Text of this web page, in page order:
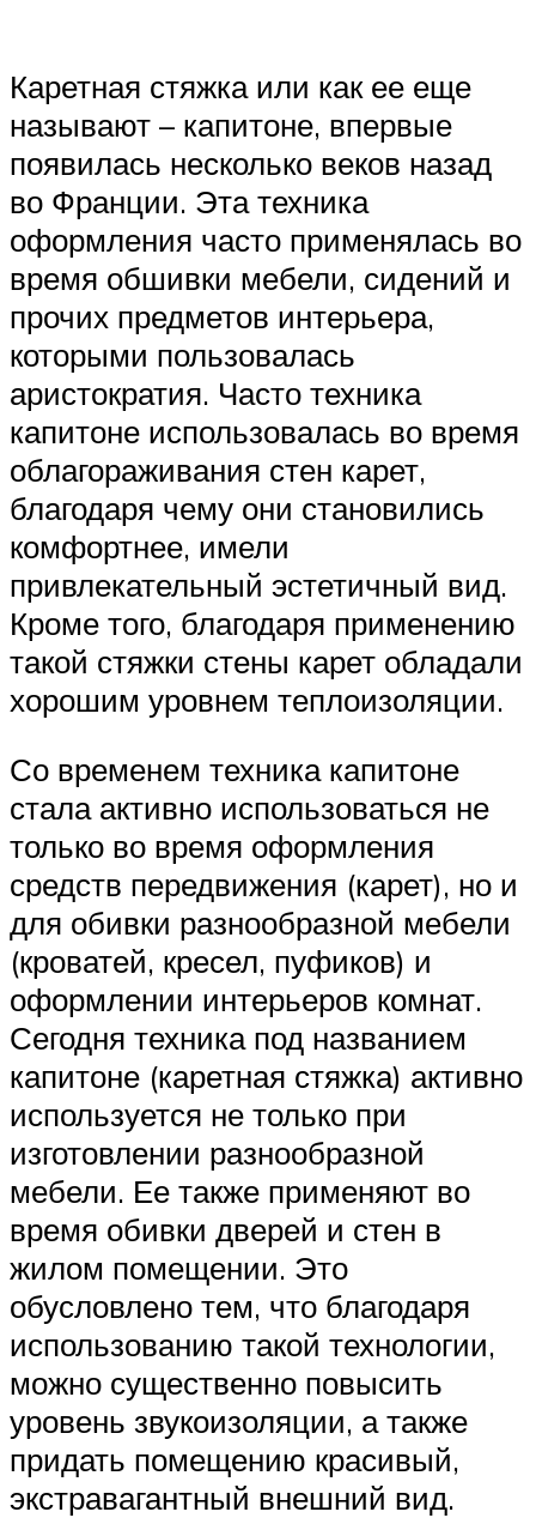
Каретная стяжка или как ее еще
называют – капитоне, впервые
появилась несколько веков назад
во Франции. Эта техника
оформления часто применялась во
время обшивки мебели, сидений и
прочих предметов интерьера,
которыми пользовалась
аристократия. Часто техника
капитоне использовалась во время
облагораживания стен карет,
благодаря чему они становились
комфортнее, имели
привлекательный эстетичный вид.
Кроме того, благодаря применению
такой стяжки стены карет обладали
хорошим уровнем теплоизоляции.
Со временем техника капитоне
стала активно использоваться не
только во время оформления
средств передвижения (карет), но и
для обивки разнообразной мебели
(кроватей, кресел, пуфиков) и
оформлении интерьеров комнат.
Сегодня техника под названием
капитоне (каретная стяжка) активно
используется не только при
изготовлении разнообразной
мебели. Ее также применяют во
время обивки дверей и стен в
жилом помещении. Это
обусловлено тем, что благодаря
использованию такой технологии,
можно существенно повысить
уровень звукоизоляции, а также
придать помещению красивый,
экстравагантный внешний вид.